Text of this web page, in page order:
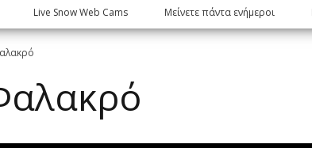
Live Snow Web Cams Μείνετε πάντα ενήμεροι